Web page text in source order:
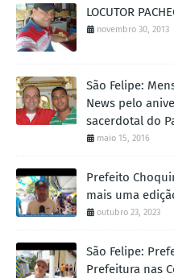
LOCUTOR
novembro 30, 2013
São Felipe:
News pelo
sacerdotal do
maio 15, 2016
Prefeito
mais uma
outubro 23, 2023
São Felipe:
Prefeitura nas